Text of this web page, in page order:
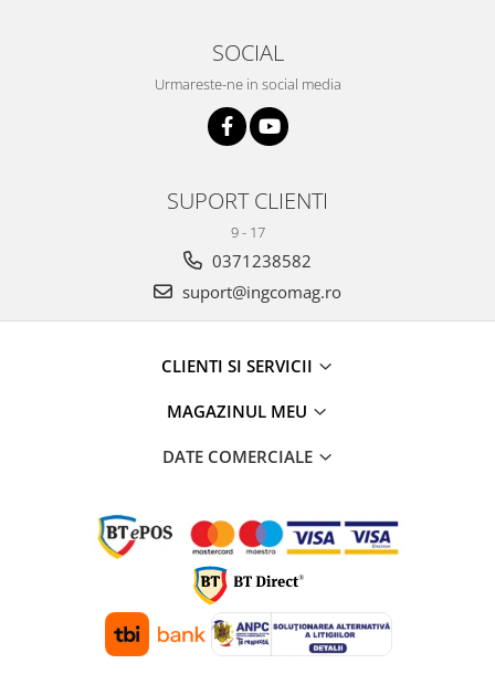
SOCIAL
Urmareste-ne in social media
SUPORT CLIENTI
9 - 17
0371238582
suport@ingcomag.ro
CLIENTI SI SERVICII
MAGAZINUL MEU
DATE COMERCIALE